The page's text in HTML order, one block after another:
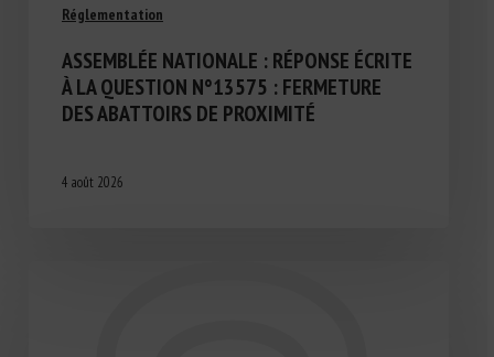
Réglementation
ASSEMBLÉE NATIONALE : RÉPONSE ÉCRITE
À LA QUESTION N°13575 : FERMETURE
DES ABATTOIRS DE PROXIMITÉ
4 août 2026